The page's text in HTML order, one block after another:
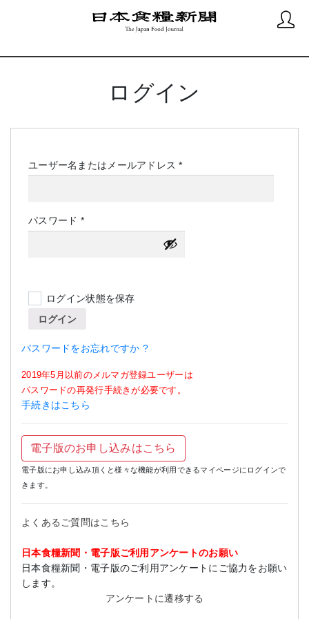
ログイン
ユーザー名またはメールアドレス*必
パスワード *必
須
ログイン状態を保存
ログイン
パスワードをお忘れですか ?
2019年5月以前のメルマガ登録ユーザーは
パスワードの再発行手続きが必要です。
手続きはこちら
電子版のお申し込みはこちら
電子版にお申し込み頂くと様々な機能が利用できるマイページにログインで
きます。
よくあるご質問はこちら
日本食糧新聞・電子版ご利用アンケートのお願い
日本食糧新聞・電子版のご利用アンケートにご協力をお願い
します。
アンケートに遷移する